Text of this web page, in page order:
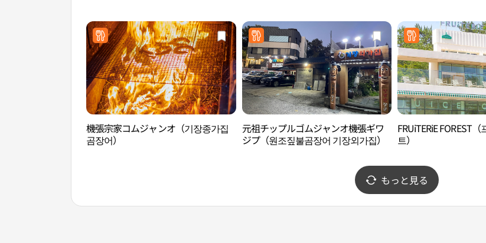
機張宗家コムジャンオ（기장종가집
곰장어）
元祖チップルゴムジャンオ機張ギワ
ジプ（원조짚불곰장어 기장외가집）
FRUiTERiE FOREST
트）
もっと見る